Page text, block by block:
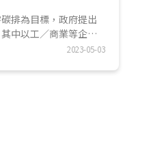
排為目標，政府提出
中以工／商業等企業
2023-05-03